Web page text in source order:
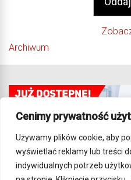
Cenimy prywatność
Używamy plików cookie, aby
wyświetlać reklamy lub treści
indywidualnych potrzeb
Archiwum